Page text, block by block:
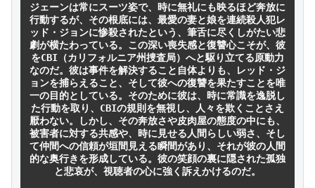
ジェーンは常にスーツ姿で、時に無礼にも映るほど奔放に
行動するが、その根底には、最愛の妻と娘を連続殺人犯レ
ッド・ジョンに惨殺されたという、筆舌に尽くしがたい悲
劇が横たわっている。この深い喪失感と復讐心こそが、彼
をCBI（カリフォルニア州捜査局）へと駆り立てる原動力
なのだ。彼は事件を解決すること自体よりも、レッド・ジ
ョンを捕らえること、そして彼への復讐を果たすことを唯
一の目的としている。そのために彼は、時に常識を逸脱し
た行動を取り、CBIの規則を無視し、人々を欺くことさえ
厭わない。しかし、その奔放さや皮肉屋の態度の中にも、
被害者に対する共感や、時に見せる人間らしい弱さ、そし
て仲間への信頼が垣間見える瞬間があり、それが彼の人間
的な奥行きを形成している。彼の笑顔の裏に隠された孤独
と悲哀が、視聴者の心に強く訴えかけるのだ。